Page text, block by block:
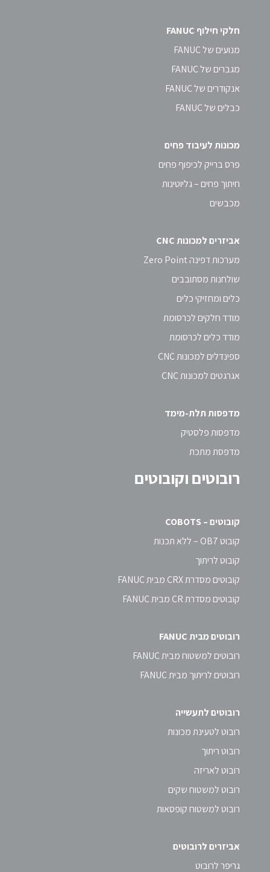
חלקי חילוף FANUC
מנועים של FANUC
מגברים של FANUC
אנקודרים של FANUC
כבלים של FANUC
מכונות לעיבוד פחים
פרס ברייק לכיפוף פחים
חיתוך פחים – גליוטינות
מכבשים
אביזרים למכונות CNC
מערכות דפינה Zero Point
שולחנות מסתובבים
כלים ומחזיקי כלים
מודד חלקים לכרסומת
מודד כלים לכרסומת
ספינדלים למכונות CNC
אגרגטים למכונות CNC
מדפסות תלת-מימד
מדפסות פלסטיק
מדפסת מתכת
רובוטים וקובוטים
קובוטים – COBOTS
קובוט OB7 – ללא תכנות
קובוט לריתוך
קובוטים מסדרת CRX מבית FANUC
קובוטים מסדרת CR מבית FANUC
רובוטים מבית FANUC
רובוטים למשטוח מבית FANUC
רובוטים לריתוך מבית FANUC
רובוטים לתעשייה
רובוט לטעינת מכונות
רובוט ריתוך
רובוט לאריזה
רובוט למשטוח שקים
רובוט למשטוח קופסאות
אביזרים לרובוטים
גריפר לרובוט